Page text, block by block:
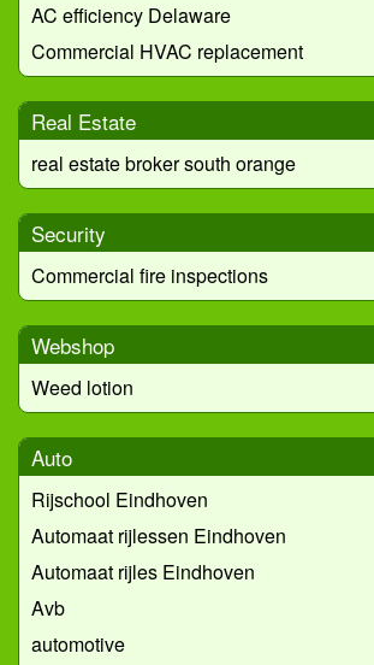
AC efficiency Delaware
Commercial HVAC replacement
Real Estate
real estate broker south orange
Security
Commercial fire inspections
Webshop
Weed lotion
Auto
Rijschool Eindhoven
Automaat rijlessen Eindhoven
Automaat rijles Eindhoven
Avb
automotive